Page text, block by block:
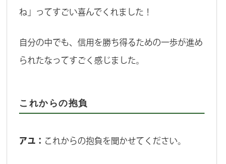
ね」ってすごい喜んでくれました！
自分の中でも、信用を勝ち得るための一歩が進め
られたなってすごく感じました。
これからの抱負
アユ： これからの抱負を聞かせてください。